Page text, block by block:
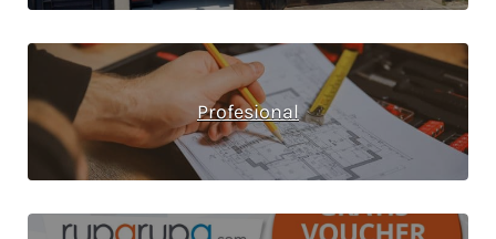
Profesional